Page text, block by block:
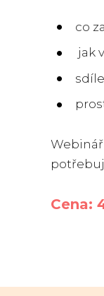
co
jak
Cena: